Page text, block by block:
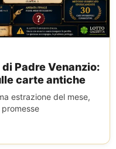
Padre Venanzio:
carte antiche
estrazione del mese,